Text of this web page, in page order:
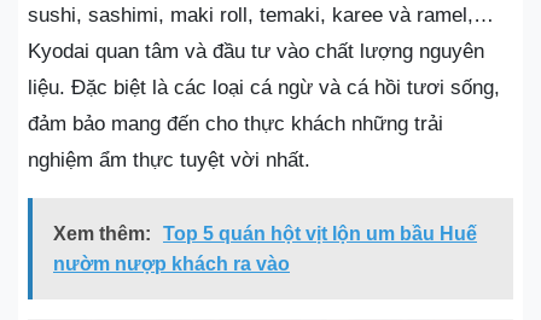
sushi, sashimi, maki roll, temaki, karee và ramel,…
Kyodai quan tâm và đầu tư vào chất lượng nguyên
liệu. Đặc biệt là các loại cá ngừ và cá hồi tươi sống,
đảm bảo mang đến cho thực khách những trải
nghiệm ẩm thực tuyệt vời nhất.
Xem thêm:
Top 5 quán hột vịt lộn um bầu Huế
nườm nượp khách ra vào